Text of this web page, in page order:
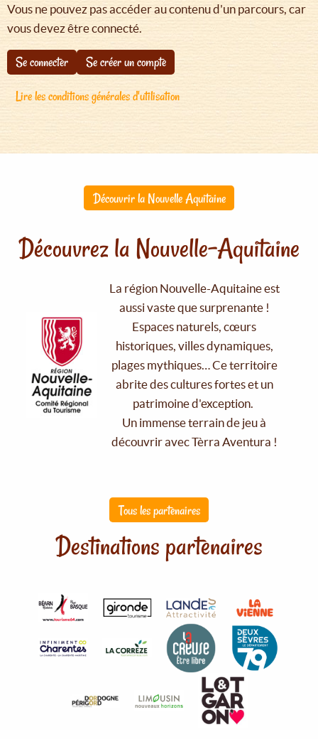
Vous ne pouvez pas accéder au contenu d'un parcours, car
vous devez être connecté.
Se connecter
Se créer un compte
Lire les conditions générales d'utilisation
Découvrir la Nouvelle Aquitaine
Découvrez la Nouvelle-Aquitaine
La région Nouvelle-Aquitaine est
aussi vaste que surprenante !
Espaces naturels, cœurs
historiques, villes dynamiques,
plages mythiques… Ce territoire
abrite des cultures fortes et un
patrimoine d'exception.
Un immense terrain de jeu à
découvrir avec Tèrra Aventura !
Tous les partenaires
Destinations partenaires